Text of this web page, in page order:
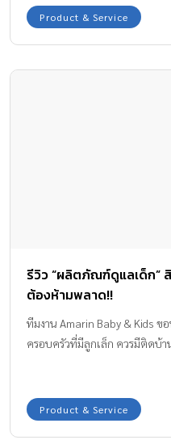
Product & Service
รีวิว “ผลิตภัณฑ์ดูแลเด็ก
ต้องห้ามพลาด!!
ทีมงาน Amarin Baby & Kids
ครอบครัวที่มีลูกเล็ก ควรมีติดบ้า
Product & Service